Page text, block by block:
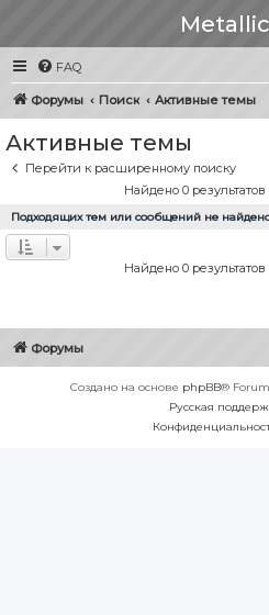
FAQ
Форумы Поиск Активные темы
Активные темы
Перейти к расширенному поиску
Найдено 0 результатов
Подходящих тем или сообщений не
Найдено 0 результатов
Форумы
Создано на основе phpBB®
Русская